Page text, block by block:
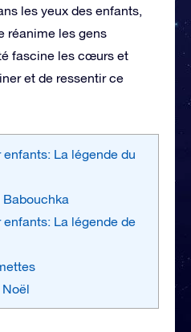
les yeux des enfants,
réanime les gens
fascine les cœurs et
et de ressentir ce
La légende du
La légende de